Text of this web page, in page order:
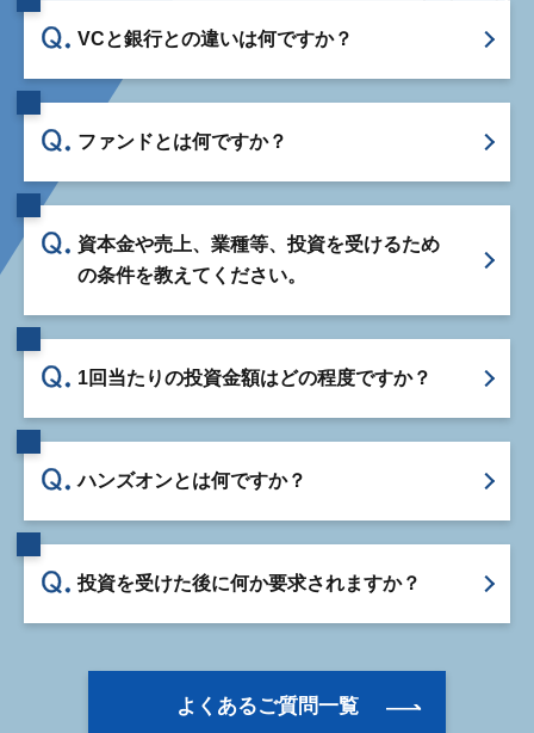
VCと銀行との違いは何ですか？
ファンドとは何ですか？
資本金や売上、業種等、投資を受けるため
の条件を教えてください。
1回当たりの投資金額はどの程度ですか？
ハンズオンとは何ですか？
投資を受けた後に何か要求されますか？
よくあるご質問一覧